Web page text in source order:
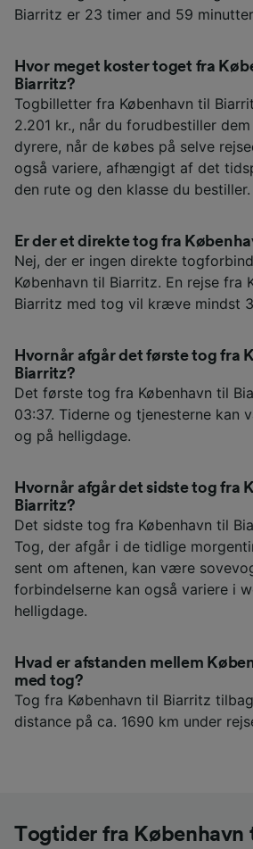
Biarritz er 23 timer and 59
Hvor meget koster toget fra
Biarritz?
Togbilletter fra København til
2.201 kr., når du forudbestiller
dyrere, når de købes på selve
også variere, afhængigt af det
den rute og den klasse du bestiller.
Er der et direkte tog fra
Nej, der er ingen direkte
København til Biarritz. En rejse fra
Biarritz med tog vil kræve mindst
Hvornår afgår det første tog fra
Biarritz?
Det første tog fra København til
03:37. Tiderne og tjenesterne kan
og på helligdage.
Hvornår afgår det sidste tog fra
Biarritz?
Det sidste tog fra København til
Tog, der afgår i de tidlige
sent om aftenen, kan være
forbindelserne kan også variere i
helligdage.
Hvad er afstanden mellem
med tog?
Tog fra København til Biarritz
distance på ca. 1690 km under
Togtider fra København